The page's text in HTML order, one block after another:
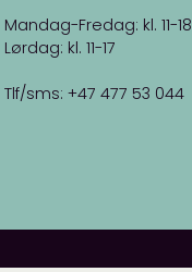
Mandag-Fredag: kl. 11-18
Lørdag: kl. 11-17
Tlf/sms: +47 477 53 044